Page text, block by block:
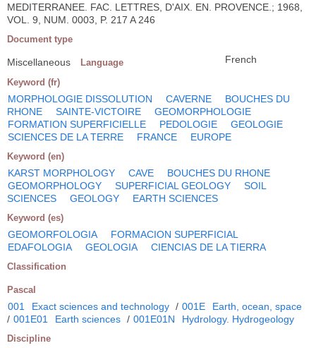
MEDITERRANEE. FAC. LETTRES, D'AIX. EN. PROVENCE.; 1968,
VOL. 9, NUM. 0003, P. 217 A 246
Document type
Miscellaneous Language French
Keyword (fr)
MORPHOLOGIE DISSOLUTION CAVERNE
BOUCHES DU
RHONE
SAINTE-VICTOIRE
GEOMORPHOLOGIE
FORMATION SUPERFICIELLE
PEDOLOGIE
GEOLOGIE
SCIENCES DE LA TERRE
FRANCE EUROPE
Keyword (en)
KARST MORPHOLOGY CAVE
BOUCHES DU RHONE
GEOMORPHOLOGY
SUPERFICIAL GEOLOGY
SOIL
SCIENCES
GEOLOGY EARTH SCIENCES
Keyword (es)
GEOMORFOLOGIA
FORMACION SUPERFICIAL
EDAFOLOGIA
GEOLOGIA CIENCIAS DE LA TIERRA
Classification
Pascal
001 Exact sciences and technology / 001E
Earth, ocean, space
/ 001E01 Earth sciences / 001E01N Hydrology. Hydrogeology
Discipline